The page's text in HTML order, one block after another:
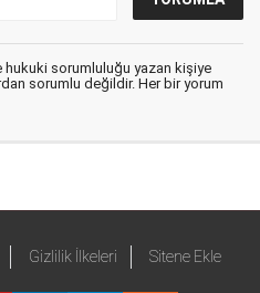
hukuki sorumluluğu yazan kişiye
sorumlu değildir. Her bir yorum
Gizlilik İlkeleri Sitene Ekle